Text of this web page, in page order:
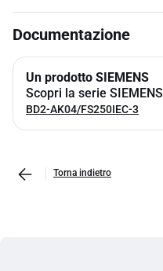
Documentazione
Un prodotto SIEMENS
Scopri la serie SIEMENS
BD2-AK04/FS250IEC-3
Torna indietro